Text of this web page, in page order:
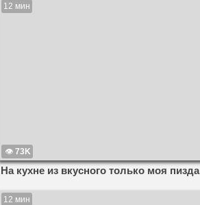
12 мин
73K
На кухне из вкусного только моя пизда
12 мин